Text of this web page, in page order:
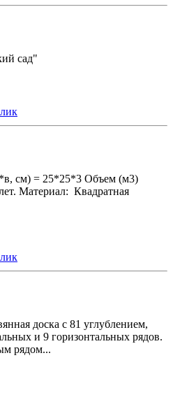
сад"
см) = 25*25*3 Объем (м3)
Материал: Квадратная
доска с 81 углублением,
и 9 горизонтальных рядов.
рядом...